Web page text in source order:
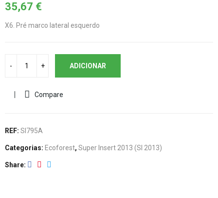
35,67 €
X6. Pré marco lateral esquerdo
ADICIONAR
Compare
REF: SI795A
Categorias: Ecoforest, Super Insert 2013 (SI 2013)
Share